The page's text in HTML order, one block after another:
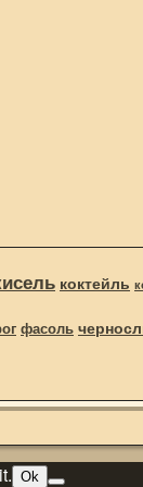
коктейль
фасоль
Ok